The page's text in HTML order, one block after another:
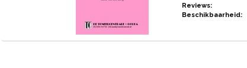
Reviews:
Beschikbaarheid: